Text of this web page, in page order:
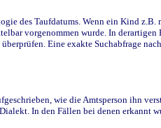
des Taufdatums. Wenn ein Kind
vorgenommen wurde. In
Eine exakte Suchabfrage
wie die Amtsperson ihn
In den Fällen bei denen erkannt